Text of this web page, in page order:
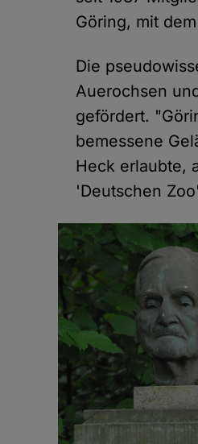
Göring, mit
Die
Auerochsen
gefördert.
bemessene
Heck erlaubte,
'Deutschen